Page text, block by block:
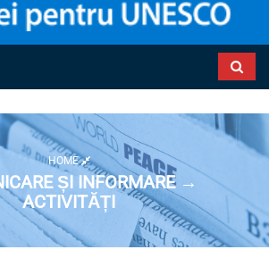
HOME
ȘI INFORMARE →
ACTIVITĂȚI